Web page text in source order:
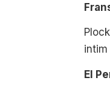
intim
El